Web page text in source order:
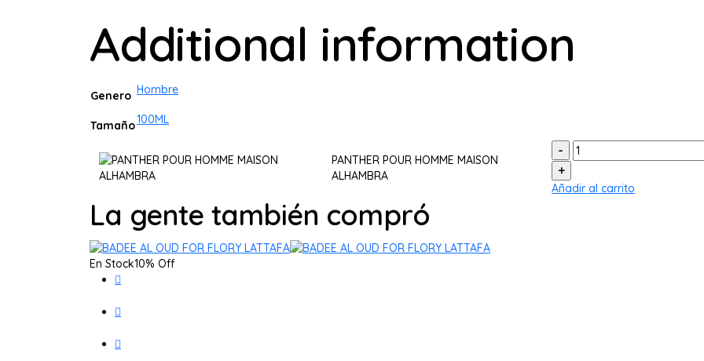
Additional information
Genero Hombre
Tamaño100ML
PANTHER POUR HOMME MAISON
ALHAMBRA
Cantidad:
Añadir al carrito
La gente también compró
En Stock10% Off